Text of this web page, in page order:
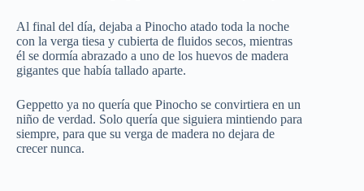
Al final del día, dejaba a Pinocho atado toda la noche
con la verga tiesa y cubierta de fluidos secos, mientras
él se dormía abrazado a uno de los huevos de madera
gigantes que había tallado aparte.
Geppetto ya no quería que Pinocho se convirtiera en un
niño de verdad. Solo quería que siguiera mintiendo para
siempre, para que su verga de madera no dejara de
crecer nunca.